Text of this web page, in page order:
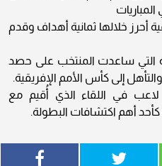
رسمية أحرز خلالها ثمانية أهداف وقدم
التي ساعدت المنتخب على حصد
إلى كأس الأمم الإفريقية.
في اللقاء الذي أُقيم مع
كأحد أهم اكتشافات البطولة.